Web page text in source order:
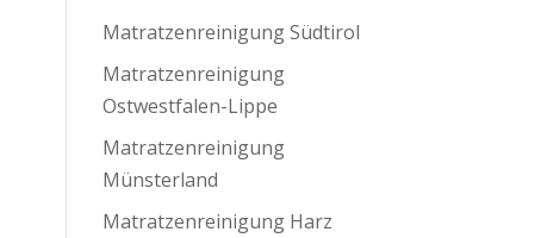
Matratzenreinigung Südtirol
Matratzenreinigung
Ostwestfalen-Lippe
Matratzenreinigung
Münsterland
Matratzenreinigung Harz